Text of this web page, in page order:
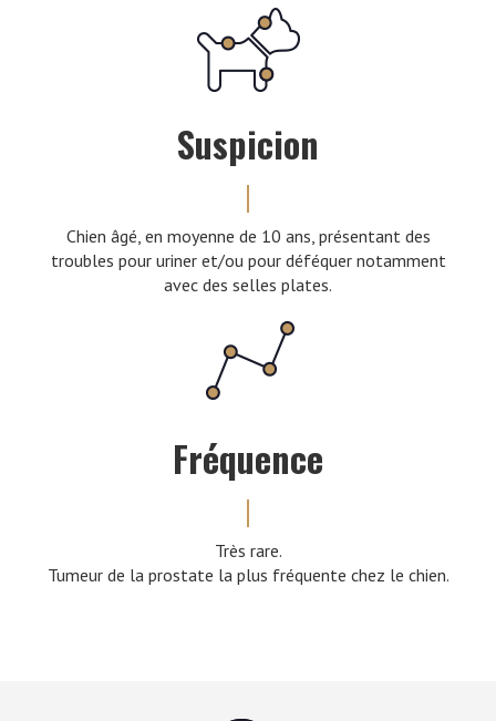
Suspicion
Chien âgé, en moyenne de 10 ans, présentant des
troubles pour uriner et/ou pour déféquer notamment
avec des selles plates.
Fréquence
Très rare.
Tumeur de la prostate la plus fréquente chez le chien.